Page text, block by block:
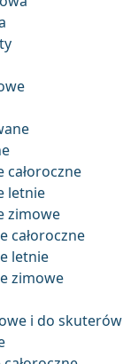
całoroczne
letnie
zimowe
całoroczne
letnie
zimowe
i do skuterów